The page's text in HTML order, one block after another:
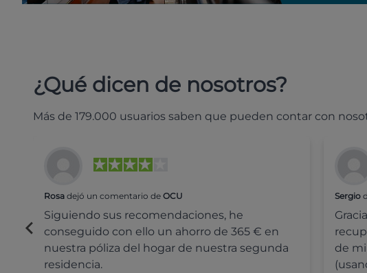
¿Qué dicen de nosotros?
Más de 179.000 usuarios saben que pueden contar con
Rosa dejó un comentario de OCU
Siguiendo sus recomendaciones, he
conseguido con ello un ahorro de 365 € en
nuestra póliza del hogar de nuestra segunda
residencia.
Sergio
de